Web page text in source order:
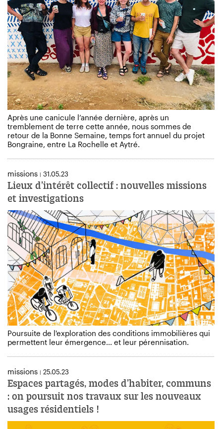
Après une canicule l’année dernière, après un
tremblement de terre cette année, nous sommes de
retour de la Bonne Semaine, temps fort annuel du projet
Bongraine, entre La Rochelle et Aytré.
missions | 31.05.23
Lieux d’intérêt collectif : nouvelles missions
et investigations
Poursuite de l'exploration des conditions immobilières qui
permettent leur émergence... et leur pérennisation.
missions | 25.05.23
Espaces partagés, modes d’habiter, communs
: on poursuit nos travaux sur les nouveaux
usages résidentiels !